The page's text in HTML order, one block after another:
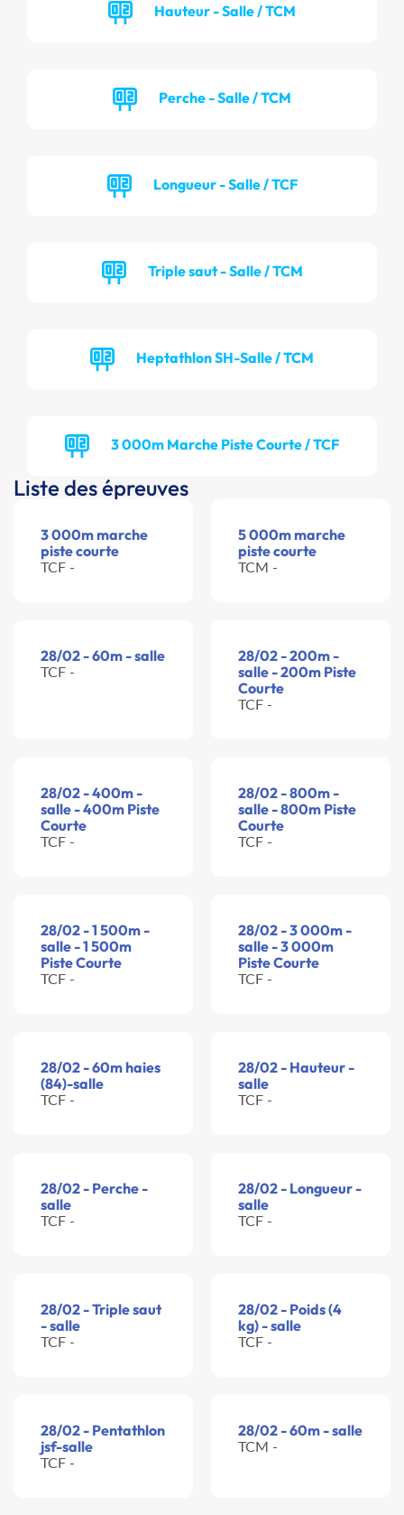
Hauteur - Salle / TCM
Perche - Salle / TCM
Longueur - Salle / TCF
Triple saut - Salle / TCM
Heptathlon SH-Salle / TCM
3 000m Marche Piste Courte / TCF
Liste des épreuves
3 000m marche
piste courte
TCF -
5 000m marche
piste courte
TCM -
28/02 - 60m - salle
TCF -
28/02 - 200m -
salle - 200m Piste
Courte
TCF -
28/02 - 400m -
salle - 400m Piste
Courte
TCF -
28/02 - 800m -
salle - 800m Piste
Courte
TCF -
28/02 - 1 500m -
salle - 1 500m
Piste Courte
TCF -
28/02 - 3 000m -
salle - 3 000m
Piste Courte
TCF -
28/02 - 60m haies
(84)-salle
TCF -
28/02 - Hauteur -
salle
TCF -
28/02 - Perche -
salle
TCF -
28/02 - Longueur -
salle
TCF -
28/02 - Triple saut
- salle
TCF -
28/02 - Poids (4
kg) - salle
TCF -
28/02 - Pentathlon
jsf-salle
TCF -
28/02 - 60m - salle
TCM -